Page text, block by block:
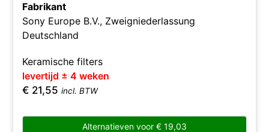
Fabrikant
Sony Europe B.V., Zweigniederlassung
Deutschland
Keramische filters
levertijd ± 4 weken
€ 21,55 incl. BTW
Alternatieven voor € 19,03